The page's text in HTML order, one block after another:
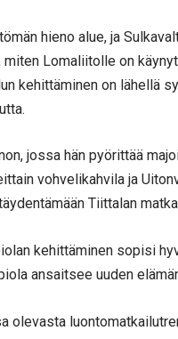
hieno alue, ja
Lomaliitolle on
kehittäminen on lähellä
jossa hän pyörittää
vohvelikahvila ja
Tiittalan
kehittäminen sopisi
ansaitsee uuden
olevasta